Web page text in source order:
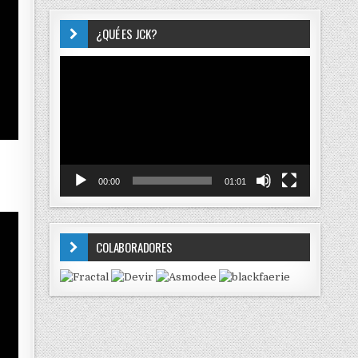
¿QUÉ ES JCK?
00:00 01:01
COLABORADORES